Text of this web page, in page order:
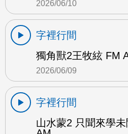
2026/06/10
字裡行間
獨角獸2王牧絃 FM
2026/06/09
字裡行間
山水蒙2 只聞來學